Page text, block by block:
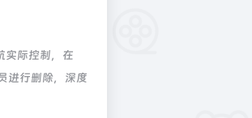
实际控制，在
进行删除，深度